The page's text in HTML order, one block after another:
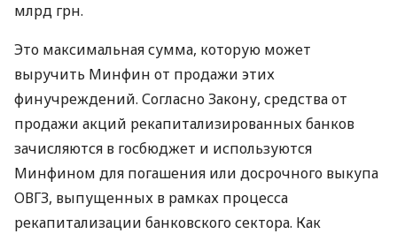
млрд грн.
Это максимальная сумма, которую может
выручить Минфин от продажи этих
финучреждений. Согласно Закону, средства от
продажи акций рекапитализированных банков
зачисляются в госбюджет и используются
Минфином для погашения или досрочного выкупа
ОВГЗ, выпущенных в рамках процесса
рекапитализации банковского сектора. Как